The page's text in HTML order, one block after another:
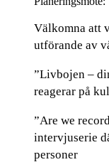
Välkomna att
utförande av
”Livbojen –
reagerar på
”Are we
intervjuserie
personer